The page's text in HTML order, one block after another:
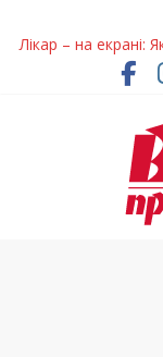
Лікар – на екрані:
Дніпропетровщині
У Дніпрі триває
Пошуки тривають:
розташування
Ветерани